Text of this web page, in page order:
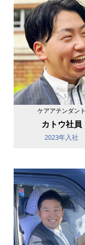
ケアアテンダント
カトウ社員
2023年入社